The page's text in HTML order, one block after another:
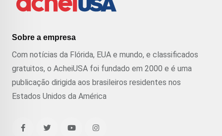
Sobre a empresa
Com notícias da Flórida, EUA e mundo, e classificados
gratuitos, o AcheiUSA foi fundado em 2000 e é uma
publicação dirigida aos brasileiros residentes nos
Estados Unidos da América